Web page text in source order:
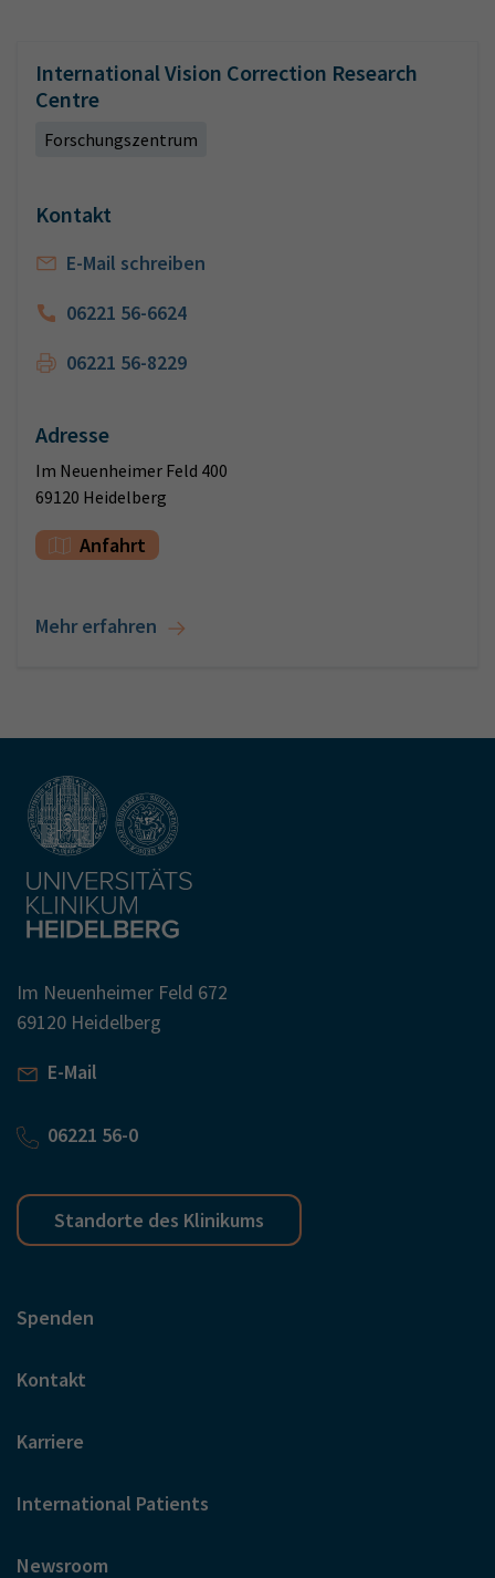
International Vision Correction Research
Centre
Forschungszentrum
Kontakt
E-Mail schreiben
06221 56-6624
06221 56-8229
Adresse
Im Neuenheimer Feld 400
69120 Heidelberg
Anfahrt
Mehr erfahren
Im Neuenheimer Feld 672
69120 Heidelberg
E-Mail
06221 56-0
Standorte des Klinikums
Spenden
Kontakt
Karriere
International Patients
Newsroom